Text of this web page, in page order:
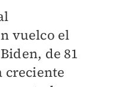
vuelco el
de 81
creciente